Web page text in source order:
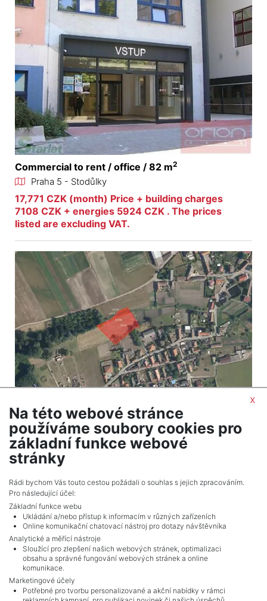
Commercial to rent / office / 82 m2
Praha 5 - Stodůlky
17,771 CZK (month) Price + building charges
7108 CZK + energies 5924 CZK . The prices
listed are excluding VAT.
Land for sale / meadow / 4068 m2
Ovčáry
268,488 CZK (real estate) Price
Adverts total1.
x
Na této webové stránce
používáme soubory cookies pro
základní funkce webové
stránky
Rádi bychom Vás touto cestou požádali o souhlas s jejich zpracováním.
Pro následující účel:
Základní funkce webu
Ukládání a/nebo přístup k informacím v různých zařízeních
Online komunikační chatovací nástroj pro dotazy návštěvníka
Analytické a měřící nástroje
Sloužící pro zlepšení našich webových stránek, optimalizaci
obsahu a správné fungování webových stránek a online
komunikace.
Marketingové účely
Potřebné pro tvorbu personalizované a akční nabídky v rámci